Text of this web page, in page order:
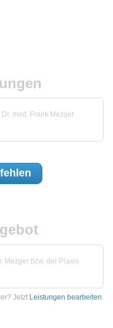
med. Frank Mezger
Mezger bzw. der Praxis
Jetzt Leistungen bearbeiten.